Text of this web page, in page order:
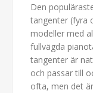
Den
tangenter (fyra
modeller med
fullvägda
tangenter är
och passar till
ofta, men det